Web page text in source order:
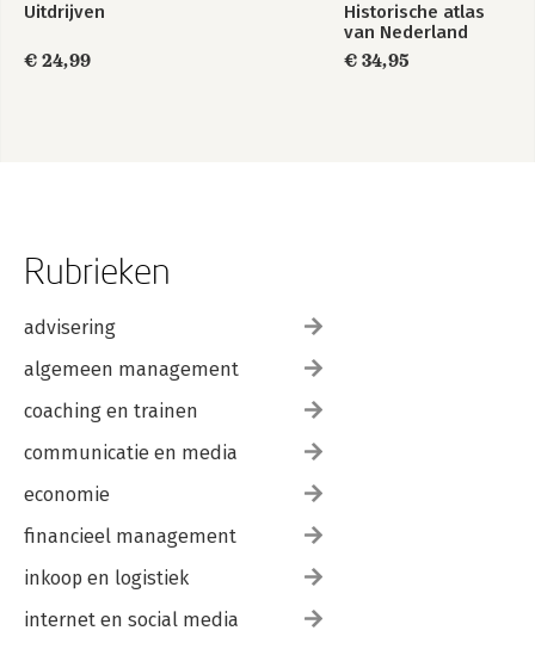
Uitdrijven
€ 24,99
Historische atlas
van Nederland
€ 34,95
Rubrieken
advisering
algemeen management
coaching en trainen
communicatie en media
economie
financieel management
inkoop en logistiek
internet en social media